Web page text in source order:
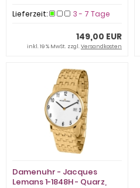
Lieferzeit: 3 - 7 Tage
149,00 EUR
inkl. 19 % MwSt. zzgl.Versandkosten
Damenuhr - Jacques
Lemans 1-1848H - Quarz,